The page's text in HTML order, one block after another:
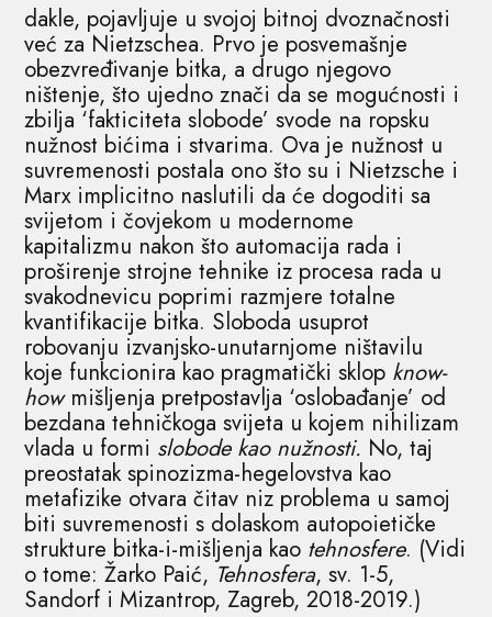
dakle, pojavljuje u svojoj bitnoj dvoznačnosti
već za Nietzschea. Prvo je posvemašnje
obezvređivanje bitka, a drugo njegovo
ništenje, što ujedno znači da se mogućnosti i
zbilja ‘fakticiteta slobode’ svode na ropsku
nužnost bićima i stvarima. Ova je nužnost u
suvremenosti postala ono što su i Nietzsche i
Marx implicitno naslutili da će dogoditi sa
svijetom i čovjekom u modernome
kapitalizmu nakon što automacija rada i
proširenje strojne tehnike iz procesa rada u
svakodnevicu poprimi razmjere totalne
kvantifikacije bitka. Sloboda usuprot
robovanju izvanjsko-unutarnjome ništavilu
koje funkcionira kao pragmatički sklop know-
howmišljenja pretpostavlja ‘oslobađanje’ od
bezdana tehničkoga svijeta u kojem nihilizam
vlada u formi slobode kao nužnosti. No, taj
preostatak spinozizma-hegelovstva kao
metafizike otvara čitav niz problema u samoj
biti suvremenosti s dolaskom autopoietičke
strukture bitka-i-mišljenja kao tehnosfere. (Vidi
o tome: Žarko Paić, Tehnosfera, sv. 1-5,
Sandorf i Mizantrop, Zagreb, 2018-2019.)